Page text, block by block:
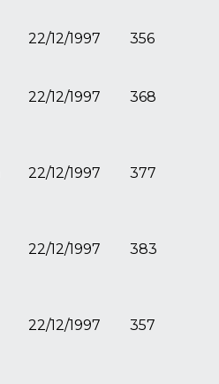
22/12/1997 356
22/12/1997 368
22/12/1997 377
22/12/1997 383
22/12/1997 357